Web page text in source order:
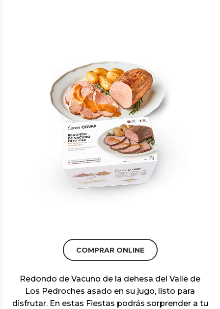
COMPRAR ONLINE
Redondo de Vacuno de la dehesa del Valle de
Los Pedroches asado en su jugo, listo para
disfrutar. En estas Fiestas podrás sorprender a tu